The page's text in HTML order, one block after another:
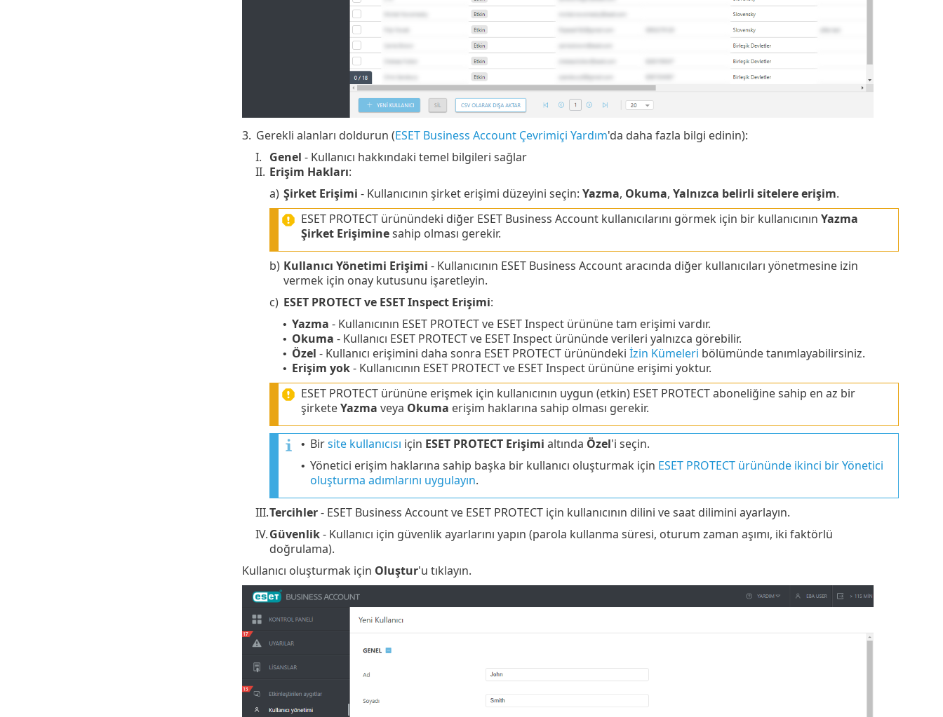
3. Gerekli alanları doldurun (ESET Business Account Çevrimiçi Yardım'da daha fazla bilgi edinin):
I. Genel - Kullanıcı hakkındaki temel bilgileri sağlar
II. Erişim Hakları:
a) Şirket Erişimi - Kullanıcının şirket erişimi düzeyini seçin: Yazma, Okuma, Yalnızca belirli sitelere erişim.
ESET PROTECT ürünündeki diğer ESET Business Account kullanıcılarını görmek için bir kullanıcının Yazma
Şirket Erişiminesahip olması gerekir.
b) Kullanıcı Yönetimi Erişimi - Kullanıcının ESET Business Account aracında diğer kullanıcıları yönetmesine izin
vermek için onay kutusunu işaretleyin.
c) ESET PROTECT ve ESET Inspect Erişimi:
• Yazma - Kullanıcının ESET PROTECT ve ESET Inspect ürününe tam erişimi vardır.
• Okuma - Kullanıcı ESET PROTECT ve ESET Inspect ürününde verileri yalnızca görebilir.
• Özel - Kullanıcı erişimini daha sonra ESET PROTECT ürünündeki İzin Kümeleri bölümünde tanımlayabilirsiniz.
• Erişim yok- Kullanıcının ESET PROTECT ve ESET Inspect ürününe erişimi yoktur.
ESET PROTECT ürününe erişmek için kullanıcının uygun (etkin) ESET PROTECT aboneliğine sahip en az bir
şirketeYazma veya Okuma erişim haklarına sahip olması gerekir.
• Birsite kullanıcısı için ESET PROTECT Erişimi altında Özel'i seçin.
• Yönetici erişim haklarına sahip başka bir kullanıcı oluşturmak için ESET PROTECT ürününde ikinci bir Yönetici
oluşturma adımlarını uygulayın.
III.Tercihler- ESET Business Account ve ESET PROTECT için kullanıcının dilini ve saat dilimini ayarlayın.
IV.Güvenlik- Kullanıcı için güvenlik ayarlarını yapın (parola kullanma süresi, oturum zaman aşımı, iki faktörlü
doğrulama).
Kullanıcı oluşturmak için Oluştur'u tıklayın.